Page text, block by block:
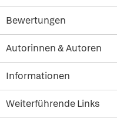
Bewertungen
Autorinnen & Autoren
Informationen
Weiterführende Links